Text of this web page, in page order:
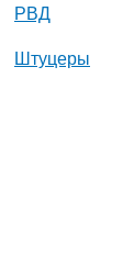
РВД
Штуцеры